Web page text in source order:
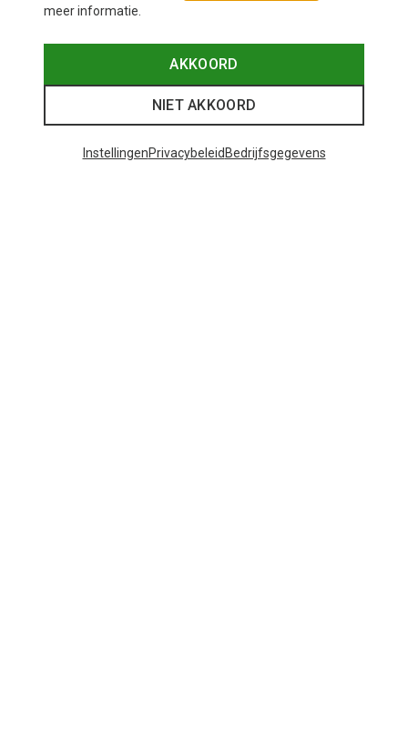
meer informatie.
AKKOORD
NIET AKKOORD
InstellingenPrivacybeleid Bedrijfsgegevens